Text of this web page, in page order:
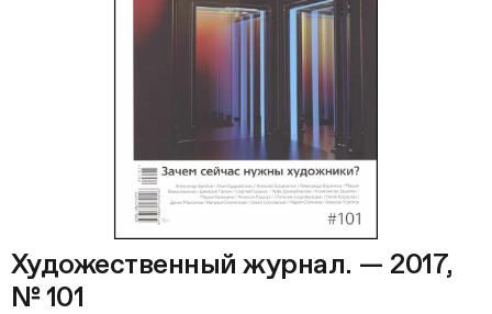
Художественный журнал. — 2017,
№ 101